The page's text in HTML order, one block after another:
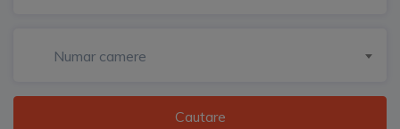
Numar camere
Cautare